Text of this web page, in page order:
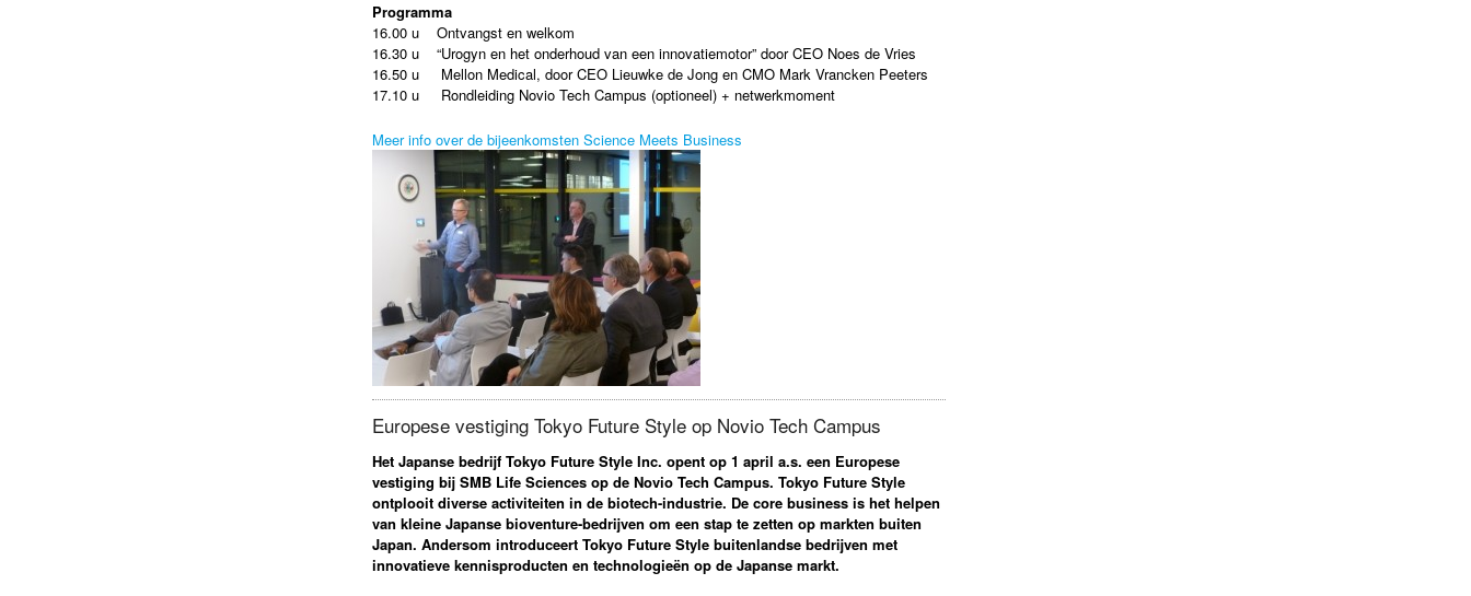
Programma
16.00 u Ontvangst en welkom
16.30 u “Urogyn en het onderhoud van een innovatiemotor” door CEO Noes de Vries
16.50 u Mellon Medical, door CEO Lieuwke de Jong en CMO Mark Vrancken Peeters
17.10 u Rondleiding Novio Tech Campus (optioneel) + netwerkmoment
Meer info over de bijeenkomsten Science Meets Business
Europese vestiging Tokyo Future Style op Novio Tech Campus
Het Japanse bedrijf Tokyo Future Style Inc. opent op 1 april a.s. een Europese
vestiging bij SMB Life Sciences op de Novio Tech Campus. Tokyo Future Style
ontplooit diverse activiteiten in de biotech-industrie. De core business is het helpen
van kleine Japanse bioventure-bedrijven om een stap te zetten op markten buiten
Japan. Andersom introduceert Tokyo Future Style buitenlandse bedrijven met
innovatieve kennisproducten en technologieën op de Japanse markt.